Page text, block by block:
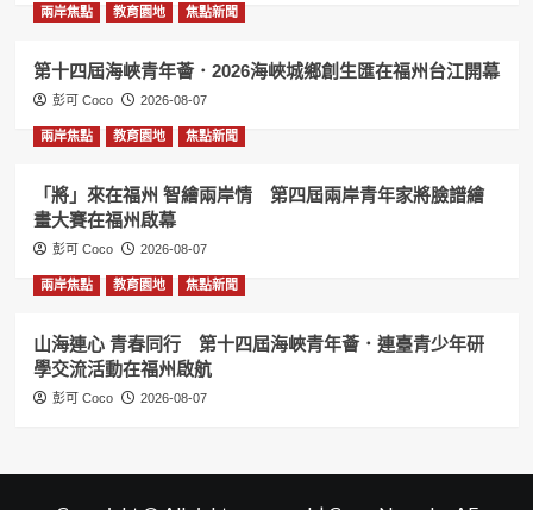
兩岸焦點 教育園地 焦點新聞
第十四屆海峽青年薈．2026海峽城鄉創生匯在福州台江開幕
彭可 Coco 2026-08-07
兩岸焦點 教育園地 焦點新聞
「將」來在福州 智繪兩岸情 第四屆兩岸青年家將臉譜繪
畫大賽在福州啟幕
彭可 Coco 2026-08-07
兩岸焦點 教育園地 焦點新聞
山海連心 青春同行 第十四屆海峽青年薈．連臺青少年研
學交流活動在福州啟航
彭可 Coco 2026-08-07